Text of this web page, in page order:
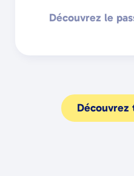
Découvrez le
Découvrez